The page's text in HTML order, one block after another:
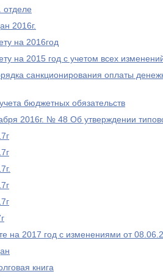
2016г.
на 2016год
на 2015 год с учетом всех
санкционирования оплаты
бюджетных обязательств
2016г. № 48 Об утверждении
на 2017 год с изменениями от
книга